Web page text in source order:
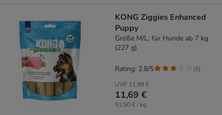
KONG Ziggies Enhanced
Puppy
Größe M/L: für Hunde ab 7 kg
(227 g)
UVP 11,99 €
11,69 €
51,50 € / kg
Rating: 2.8/5 (5)